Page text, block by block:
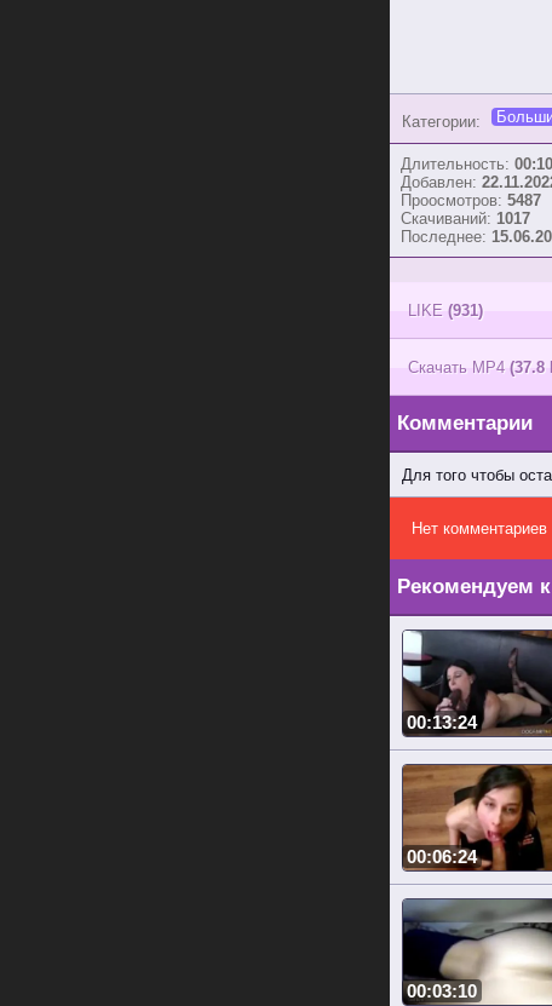
Категории:
Длительность:
Добавлен:
Проосмотров: 5487
Скачиваний: 1017
Последнее:
LIKE (931)
Скачать MP4 (37.8
Комментарии
Для того чтобы
Нет комментариев
Рекомендуем
00:13:24
00:06:24
00:03:10